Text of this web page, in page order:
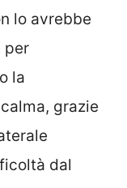
lo avrebbe
per
la
grazie
dal